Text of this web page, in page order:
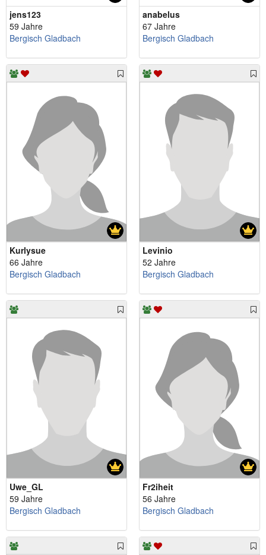
jens123
59 Jahre
Bergisch Gladbach
anabelus
67 Jahre
Bergisch Gladbach
Kurlysue
66 Jahre
Bergisch Gladbach
Levinio
52 Jahre
Bergisch Gladbach
Uwe_GL
59 Jahre
Bergisch Gladbach
Fr2iheit
56 Jahre
Bergisch Gladbach